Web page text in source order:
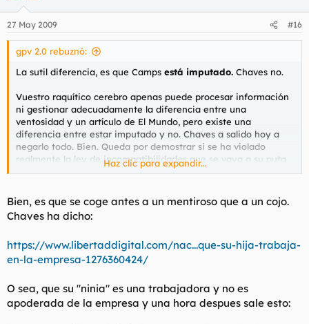
27 May 2009 #16
gpv 2.0 rebuznó:
La sutil diferencia, es que Camps está imputado. Chaves no.
Vuestro raquítico cerebro apenas puede procesar información
ni gestionar adecuadamente la diferencia entre una
ventosidad y un artículo de El Mundo, pero existe una
diferencia entre estar imputado y no. Chaves a salido hoy a
negarlo todo. Bien. Queda por demostrar si se ha violado
realmente la ley de incompatibilidades que se vaya a su puta
casa, o es un patinazo periodístico.
Haz clic para expandir...
Bien, es que se coge antes a un mentiroso que a un cojo.
Chaves ha dicho:
https://www.libertaddigital.com/nac...que-su-hija-trabaja-
en-la-empresa-1276360424/
O sea, que su "ninia" es una trabajadora y no es
apoderada de la empresa y una hora despues sale esto: